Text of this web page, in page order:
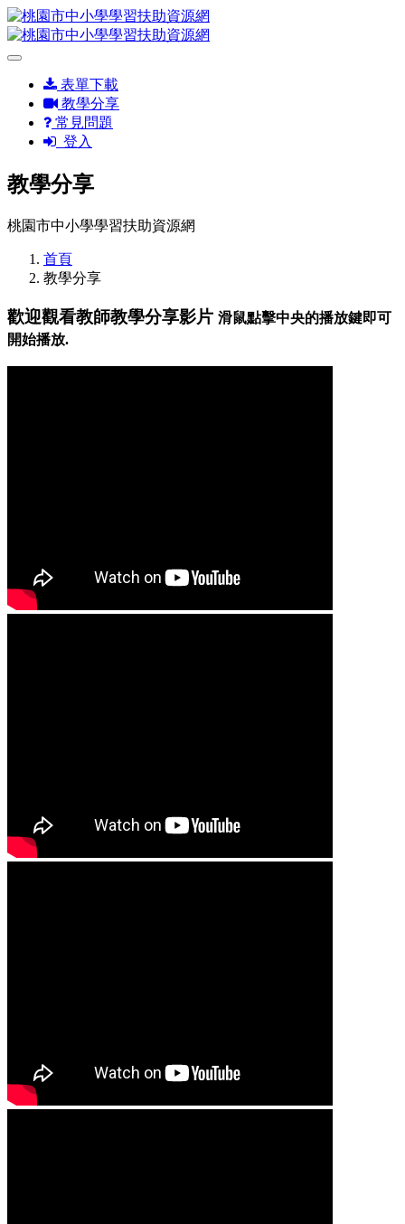
表單下載
教學分享
常見問題
登入
教學分享
桃園市中小學學習扶助資源網
首頁
教學分享
歡迎觀看教師教學分享影片 滑鼠點擊中央的播放鍵即可
開始播放.